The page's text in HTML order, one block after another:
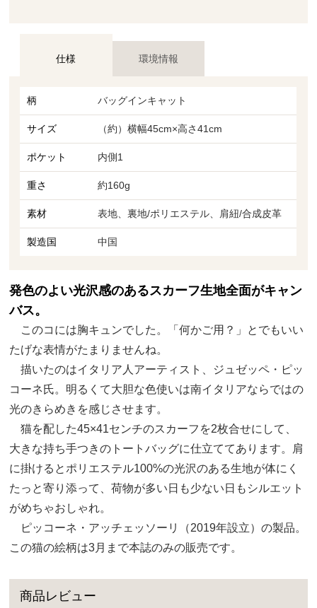
仕様 環境情報
柄 バッグインキャット
サイズ （約）横幅45cm×高さ41cm
ポケット 内側1
重さ 約160g
素材 表地、裏地/ポリエステル、肩紐/合成皮革
製造国 中国
発色のよい光沢感のあるスカーフ生地全面がキャン
バス。
このコには胸キュンでした。「何かご用？」とでもいい
たげな表情がたまりませんね。
描いたのはイタリア人アーティスト、ジュゼッペ・ピッ
コーネ氏。明るくて大胆な色使いは南イタリアならではの
光のきらめきを感じさせます。
猫を配した45×41センチのスカーフを2枚合せにして、
大きな持ち手つきのトートバッグに仕立ててあります。肩
に掛けるとポリエステル100%の光沢のある生地が体にく
たっと寄り添って、荷物が多い日も少ない日もシルエット
がめちゃおしゃれ。
ピッコーネ・アッチェッソーリ（2019年設立）の製品。
この猫の絵柄は3月まで本誌のみの販売です。
商品レビュー